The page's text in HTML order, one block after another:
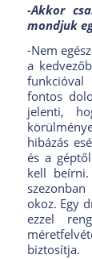
-Akkor
mondjuk
-Nem
a
funkcióval
fontos
jelenti,
hibázás
és a
kell
okoz. Egy
ezzel
biztosítja.